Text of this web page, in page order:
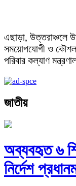
এছাড়া, উত্তরাঞ্চলে
সময়োপযোগী ও
পরিবার কল্যাণ
জাতীয়
অব্যবহৃত ৬
নির্দেশ